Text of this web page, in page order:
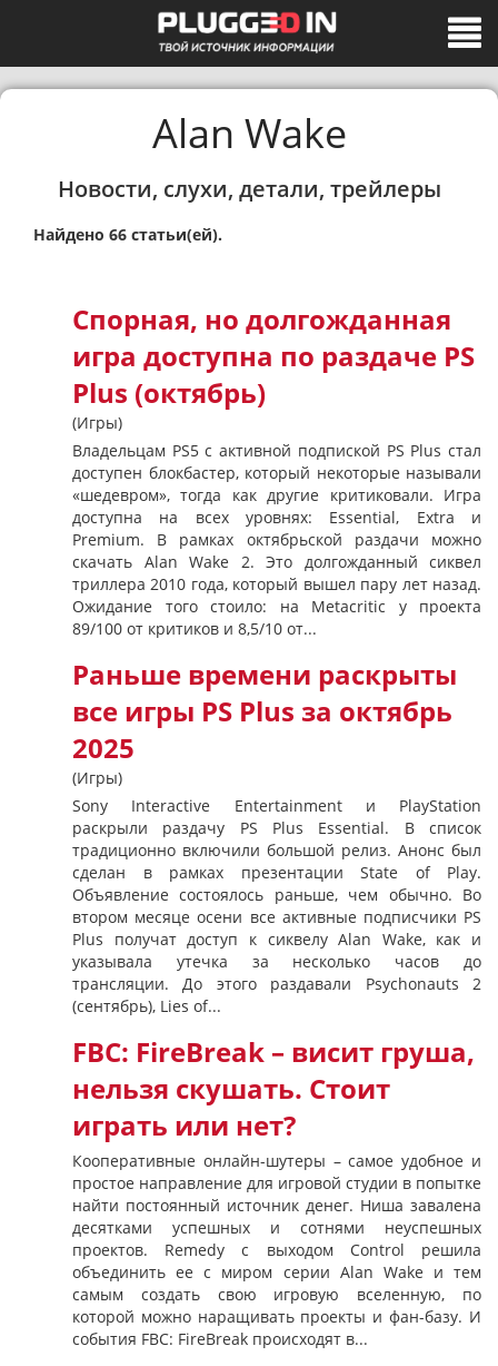
Alan Wake
Новости, слухи, детали, трейлеры
Найдено 66 статьи(ей).
Спорная, но долгожданная
игра доступна по раздаче PS
Plus (октябрь)
(Игры)
Владельцам PS5 с активной подпиской PS Plus стал
доступен блокбастер, который некоторые называли
«шедевром», тогда как другие критиковали. Игра
доступна на всех уровнях: Essential, Extra и
Premium. В рамках октябрьской раздачи можно
скачать Alan Wake 2. Это долгожданный сиквел
триллера 2010 года, который вышел пару лет назад.
Ожидание того стоило: на Metacritic у проекта
89/100 от критиков и 8,5/10 от...
Раньше времени раскрыты
все игры PS Plus за октябрь
2025
(Игры)
Sony Interactive Entertainment и PlayStation
раскрыли раздачу PS Plus Essential. В список
традиционно включили большой релиз. Анонс был
сделан в рамках презентации State of Play.
Объявление состоялось раньше, чем обычно. Во
втором месяце осени все активные подписчики PS
Plus получат доступ к сиквелу Alan Wake, как и
указывала утечка за несколько часов до
трансляции. До этого раздавали Psychonauts 2
(сентябрь), Lies of...
FBC: FireBreak – висит груша,
нельзя скушать. Стоит
играть или нет?
Кооперативные онлайн-шутеры – самое удобное и
простое направление для игровой студии в попытке
найти постоянный источник денег. Ниша завалена
десятками успешных и сотнями неуспешных
проектов. Remedy с выходом Control решила
объединить ее с миром серии Alan Wake и тем
самым создать свою игровую вселенную, по
которой можно наращивать проекты и фан-базу. И
события FBC: FireBreak происходят в...